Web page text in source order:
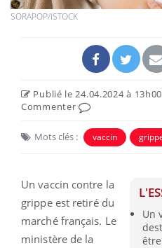
SORAPOP/ISTOCK
Publié le 24.04.2024 à 13h00
Commenter
Mots clés : vaccin
Un
Un vaccin contre la
grippe est retiré du
marché français. Le
ministère de la